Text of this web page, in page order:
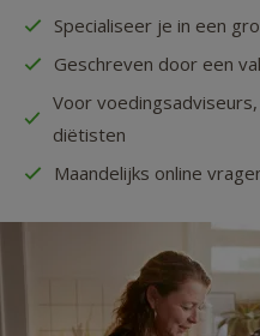
Specialiseer je in een
Geschreven door een
Voor
diëtisten
Maandelijks online